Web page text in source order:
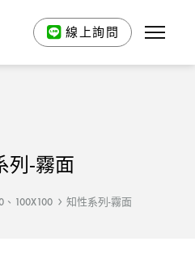
線上詢問
列-霧面
、100X100 知性系列-霧面